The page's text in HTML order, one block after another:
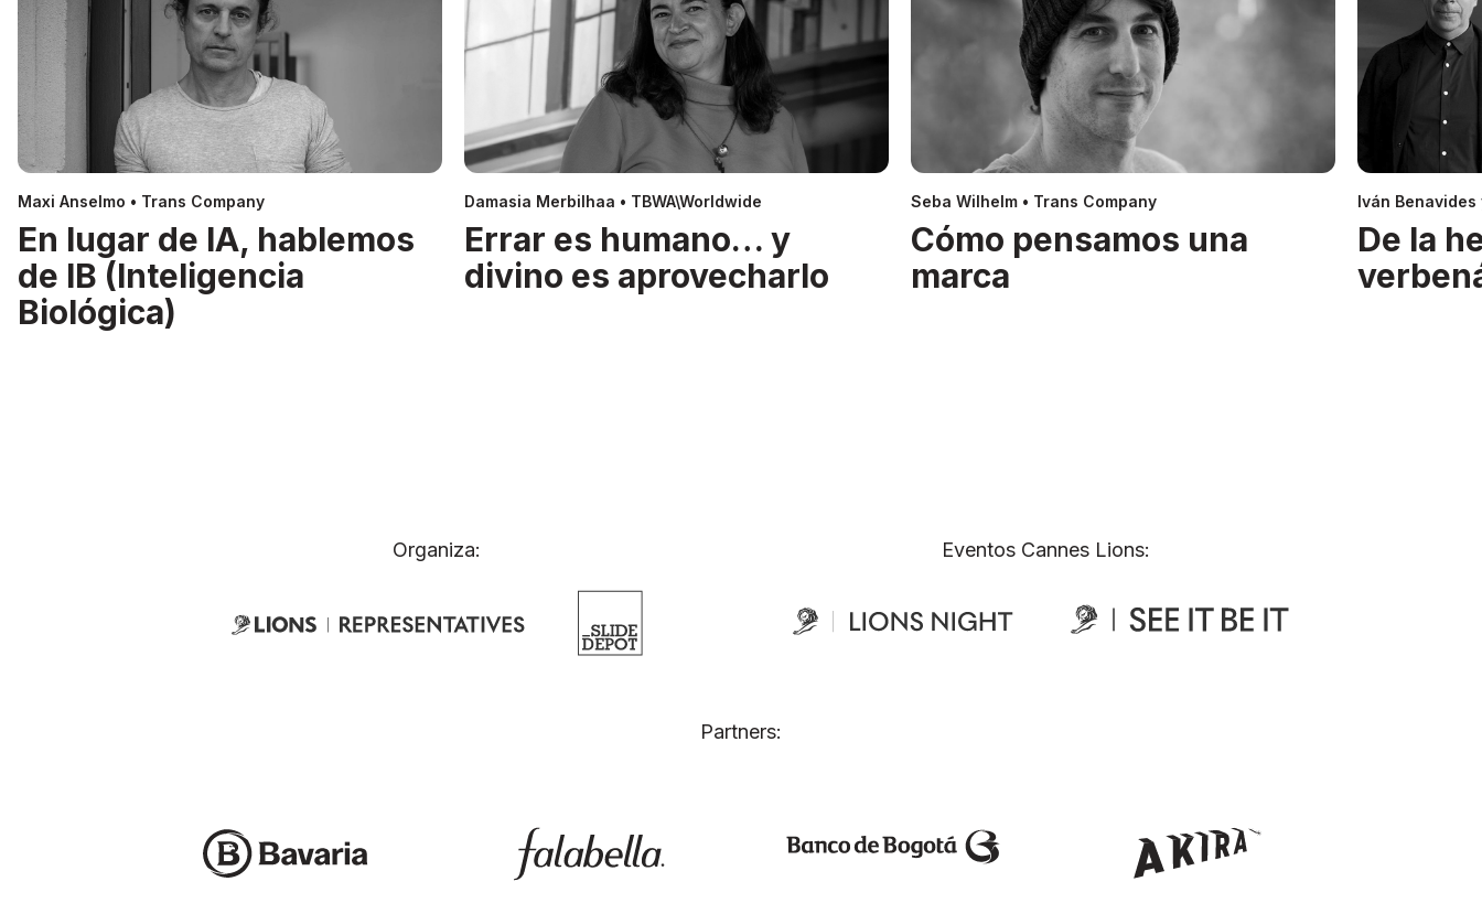
Maxi Anselmo • Trans Company
En lugar de IA, hablemos
de IB (Inteligencia
Biológica)
Damasia Merbilhaa • TBWA\Worldwide
Errar es humano… y
divino es aprovecharlo
Seba Wilhelm • Trans Company
Cómo pensamos una
marca
Iván
De la
Organiza: Eventos Cannes Lions:
Partners: